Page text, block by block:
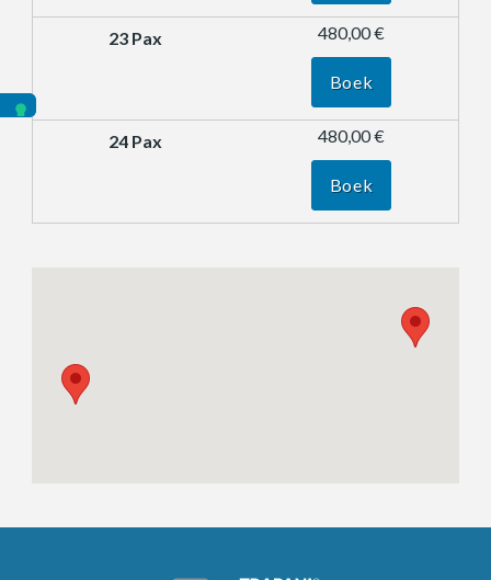
480,00 €
Boek
480,00 €
Boek